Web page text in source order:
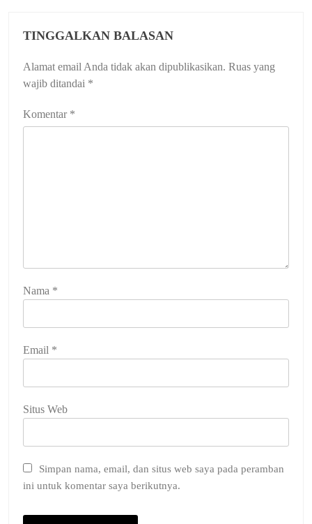
TINGGALKAN BALASAN
Alamat email Anda tidak akan dipublikasikan. Ruas yang
wajib ditandai *
Komentar *
Nama *
Email *
Situs Web
Simpan nama, email, dan situs web saya pada peramban
ini untuk komentar saya berikutnya.